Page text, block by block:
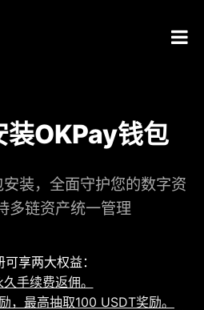
装OKPay钱包
装，全面守护您的数字资
多链资产统一管理
享两大权益：
手续费返佣。
，最高抽取100 USDT奖励。